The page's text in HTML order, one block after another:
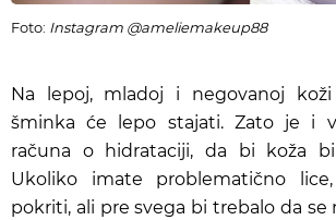
Foto: Instagram @ameliemakeup88
Na lepoj, mladoj i negovanoj koži
šminka će lepo stajati. Zato je i
računa o hidrataciji, da bi koža
Ukoliko imate problematično
pokriti, ali pre svega bi trebalo da